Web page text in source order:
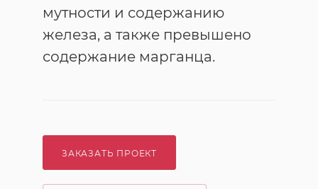
мутности и содержанию
железа, а также превышено
содержание марганца.
ЗАКАЗАТЬ ПРОЕКТ